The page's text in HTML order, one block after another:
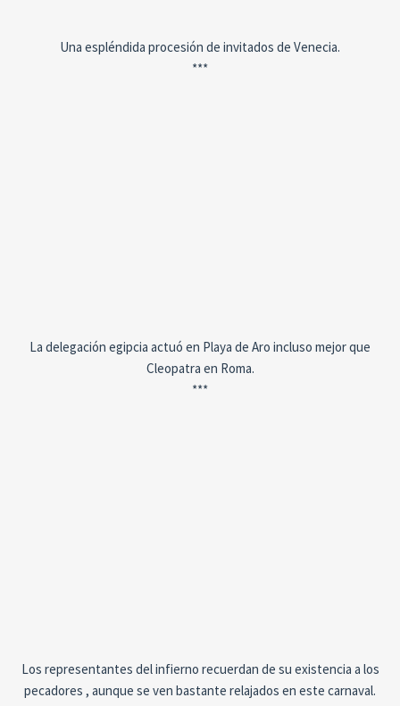
Una espléndida procesión de invitados de Venecia.
***
La delegación egipcia actuó en Playa de Aro incluso mejor que
Cleopatra en Roma.
***
Los representantes del infierno recuerdan de su existencia a los
pecadores , aunque se ven bastante relajados en este carnaval.